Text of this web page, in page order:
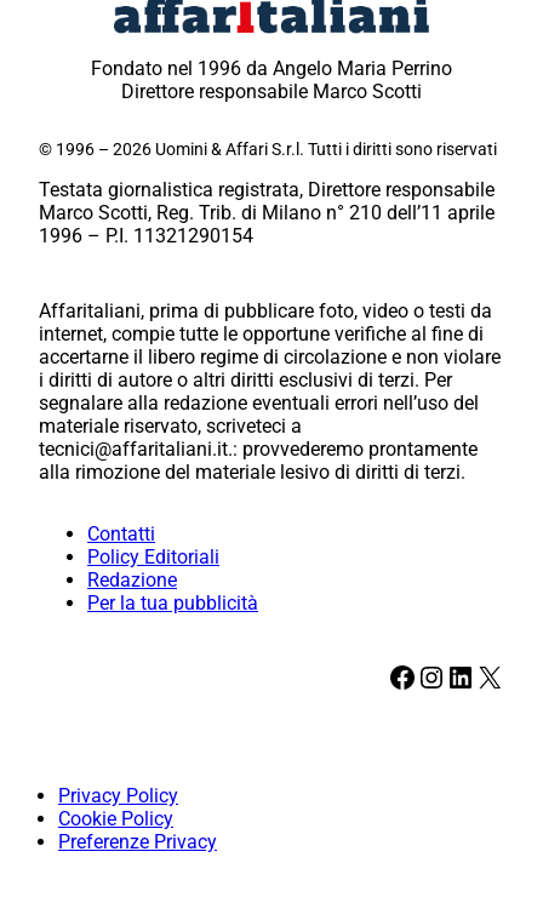
Fondato nel 1996 da Angelo Maria Perrino
Direttore responsabile Marco Scotti
© 1996 – 2026 Uomini & Affari S.r.l. Tutti i diritti sono riservati
Testata giornalistica registrata, Direttore responsabile
Marco Scotti, Reg. Trib. di Milano n° 210 dell’11 aprile
1996 – P.I. 11321290154
Affaritaliani, prima di pubblicare foto, video o testi da
internet, compie tutte le opportune verifiche al fine di
accertarne il libero regime di circolazione e non violare
i diritti di autore o altri diritti esclusivi di terzi. Per
segnalare alla redazione eventuali errori nell’uso del
materiale riservato, scriveteci a
tecnici@affaritaliani.it.: provvederemo prontamente
alla rimozione del materiale lesivo di diritti di terzi.
Contatti
Policy Editoriali
Redazione
Per la tua pubblicità
Facebook Instagram LinkedIn X
Privacy Policy
Cookie Policy
Preferenze Privacy